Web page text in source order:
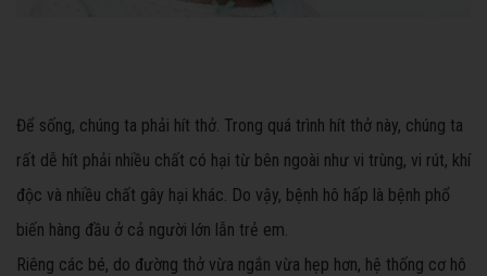
Để sống, chúng ta phải hít thở. Trong quá trình hít thở này, chúng ta
rất dễ hít phải nhiều chất có hại từ bên ngoài như vi trùng, vi rút, khí
độc và nhiều chất gây hại khác. Do vậy, bệnh hô hấp là bệnh phổ
biến hàng đầu ở cả người lớn lẫn trẻ em.
Riêng các bé, do đường thở vừa ngắn vừa hẹp hơn, hệ thống cơ hô